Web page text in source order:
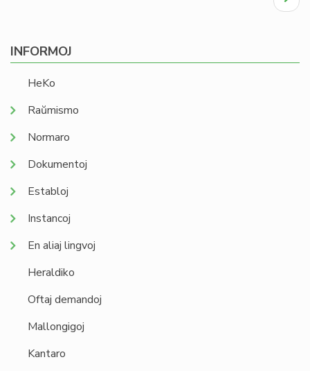
page
INFORMOJ
HeKo
Raŭmismo
Normaro
Dokumentoj
Establoj
Instancoj
En aliaj lingvoj
Heraldiko
Oftaj demandoj
Mallongigoj
Kantaro